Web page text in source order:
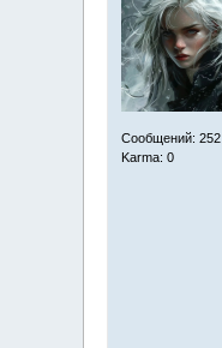
Сообщений: 252
Karma: 0